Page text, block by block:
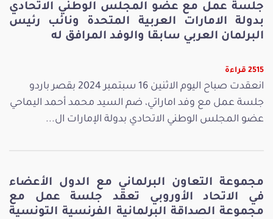
جلسة عمل مع عضو المجلس الوطني الاتحادي
بدولة الامارات العربية المتحدة ونائب رئيس
البرلمان العربي سابقا والوفد المرافق له
2515 قراءة
انعقدت صباح اليوم الاثنين 16 سبتمبر 2024 بقصر باردو
جلسة عمل مع وفد اماراتي، ضم السيد محمد أحمد اليماحي
عضو المجلس الوطني الاتحادي بدولة الإمارات ال...
مجموعة التعاون البرلماني مع الدول الأعضاء
في الاتحاد الأوروبي تعقد جلسة عمل مع
مجموعة الصداقة البرلمانية الفرنسية التونسية